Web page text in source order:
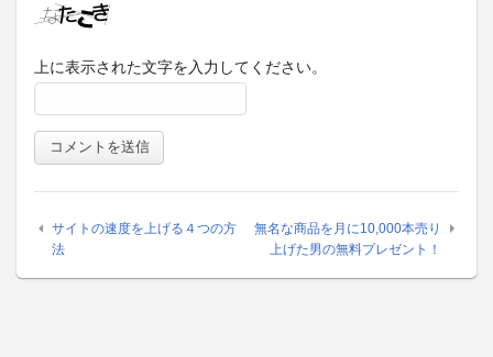
上に表示された文字を入力してください。
サイトの速度を上げる４つの方
法
無名な商品を月に10,000本売り
上げた男の無料プレゼント！